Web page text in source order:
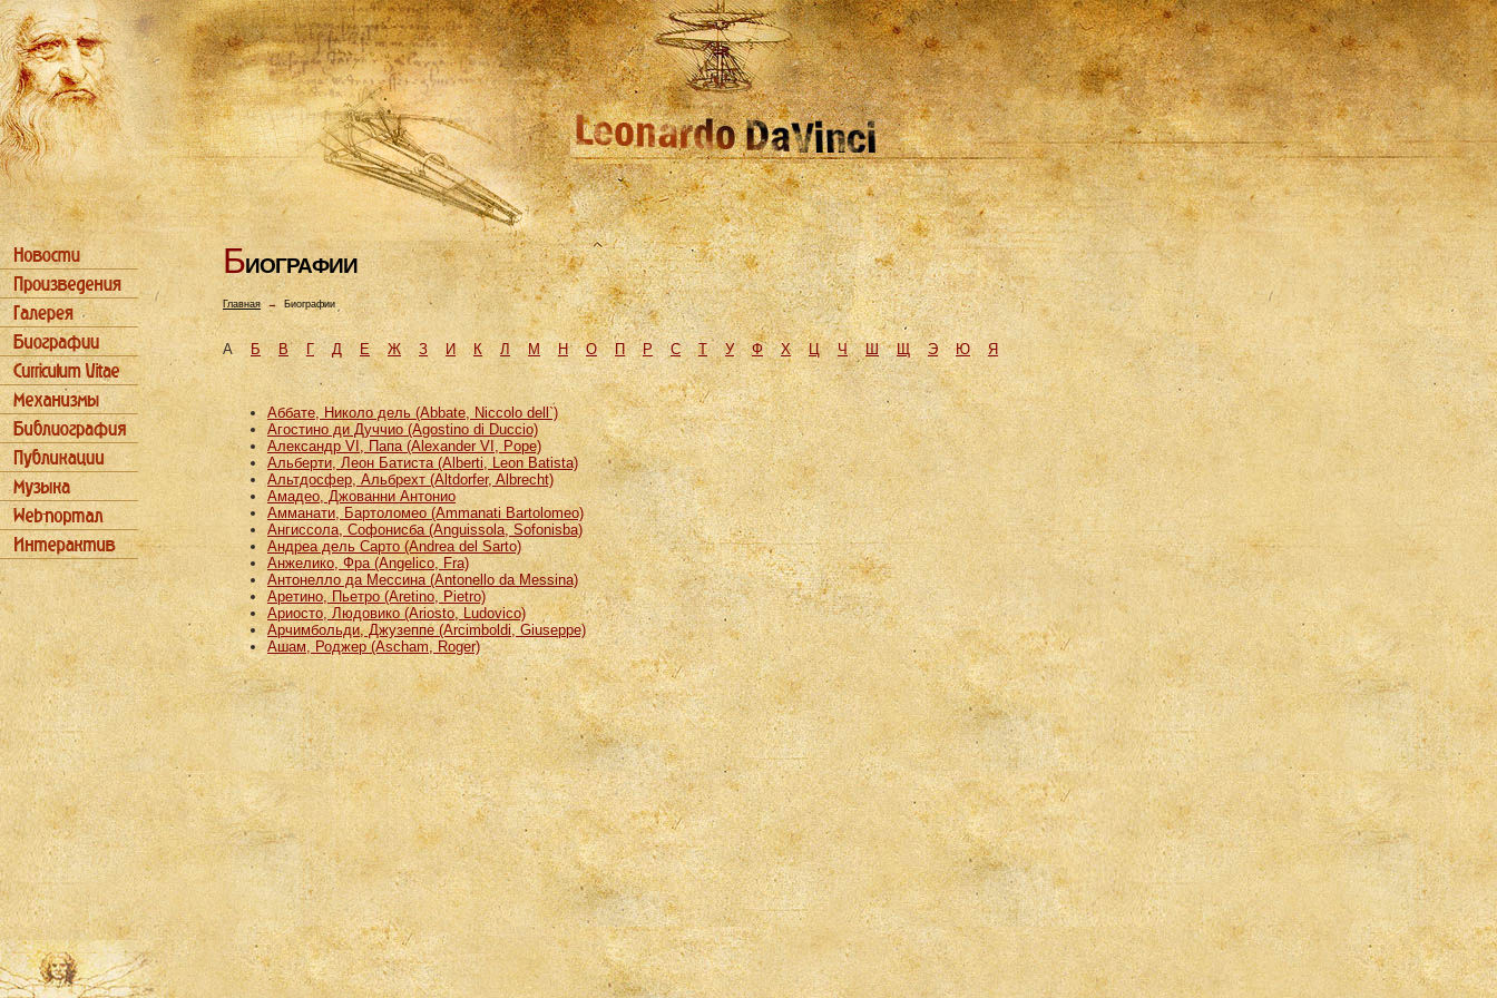
БИОГРАФИИ
Главная→ Биографии
АБ В Г Д Е Ж З И К Л М H О П Р С Т У Ф Х Ц Ч Ш Щ Э Ю Я
Аббате, Николо дель (Abbate, Niccolo dell`)
Агостино ди Дуччио (Agostino di Duccio)
Александр VI, Папа (Alexander VI, Pope)
Альберти, Леон Батиста (Alberti, Leon Batista)
Альтдосфер, Альбрехт (Altdorfer, Albrecht)
Амадео, Джованни Антонио
Амманати, Бартоломео (Ammanati Bartolomeo)
Ангиссола, Софонисба (Anguissola, Sofonisba)
Андреа дель Сарто (Andrea del Sarto)
Анжелико, Фра (Angelico, Fra)
Антонелло да Мессина (Antonello da Messina)
Аретино, Пьетро (Aretino, Pietro)
Ариосто, Людовико (Ariosto, Ludovico)
Арчимбольди, Джузеппе (Arcimboldi, Giuseppe)
Ашам, Роджер (Ascham, Roger)